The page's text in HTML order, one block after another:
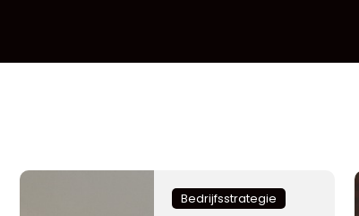
Bedrijfsstrategie